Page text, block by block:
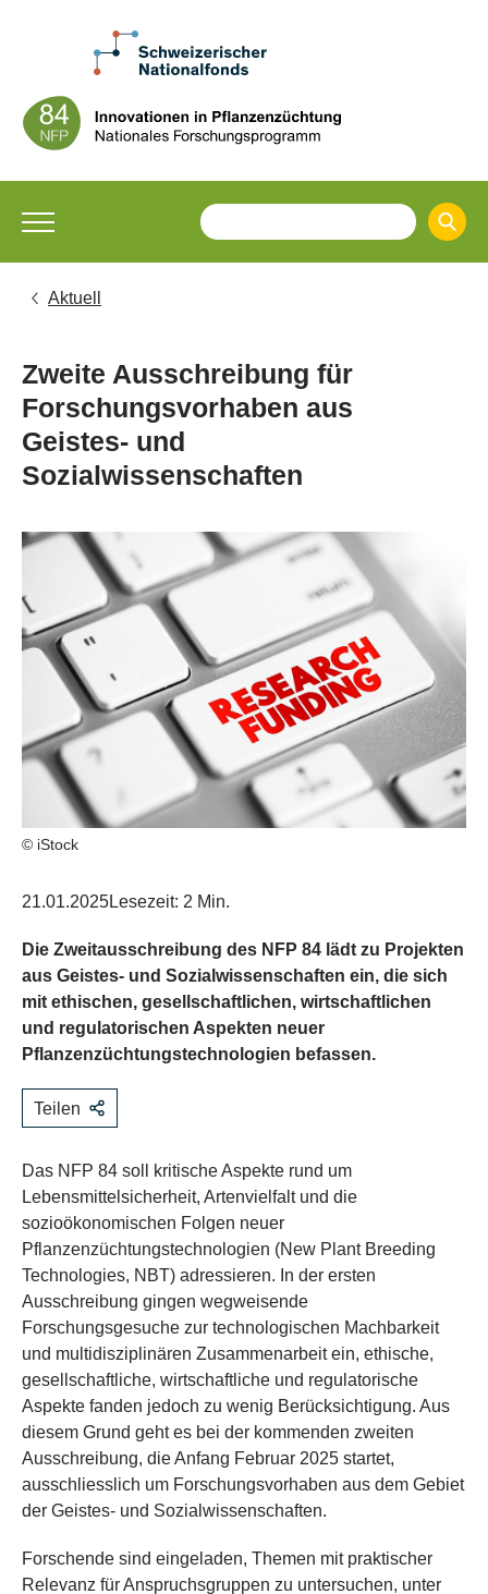
Aktuell
Zweite Ausschreibung für
Forschungsvorhaben aus
Geistes- und
Sozialwissenschaften
© iStock
21.01.2025Lesezeit: 2 Min.
Die Zweitausschreibung des NFP 84 lädt zu Projekten
aus Geistes- und Sozialwissenschaften ein, die sich
mit ethischen, gesellschaftlichen, wirtschaftlichen
und regulatorischen Aspekten neuer
Pflanzenzüchtungstechnologien befassen.
Teilen
Das NFP 84 soll kritische Aspekte rund um
Lebensmittelsicherheit, Artenvielfalt und die
sozioökonomischen Folgen neuer
Pflanzenzüchtungstechnologien (New Plant Breeding
Technologies, NBT) adressieren. In der ersten
Ausschreibung gingen wegweisende
Forschungsgesuche zur technologischen Machbarkeit
und multidisziplinären Zusammenarbeit ein, ethische,
gesellschaftliche, wirtschaftliche und regulatorische
Aspekte fanden jedoch zu wenig Berücksichtigung. Aus
diesem Grund geht es bei der kommenden zweiten
Ausschreibung, die Anfang Februar 2025 startet,
ausschliesslich um Forschungsvorhaben aus dem Gebiet
der Geistes- und Sozialwissenschaften.
Forschende sind eingeladen, Themen mit praktischer
Relevanz für Anspruchsgruppen zu untersuchen, unter